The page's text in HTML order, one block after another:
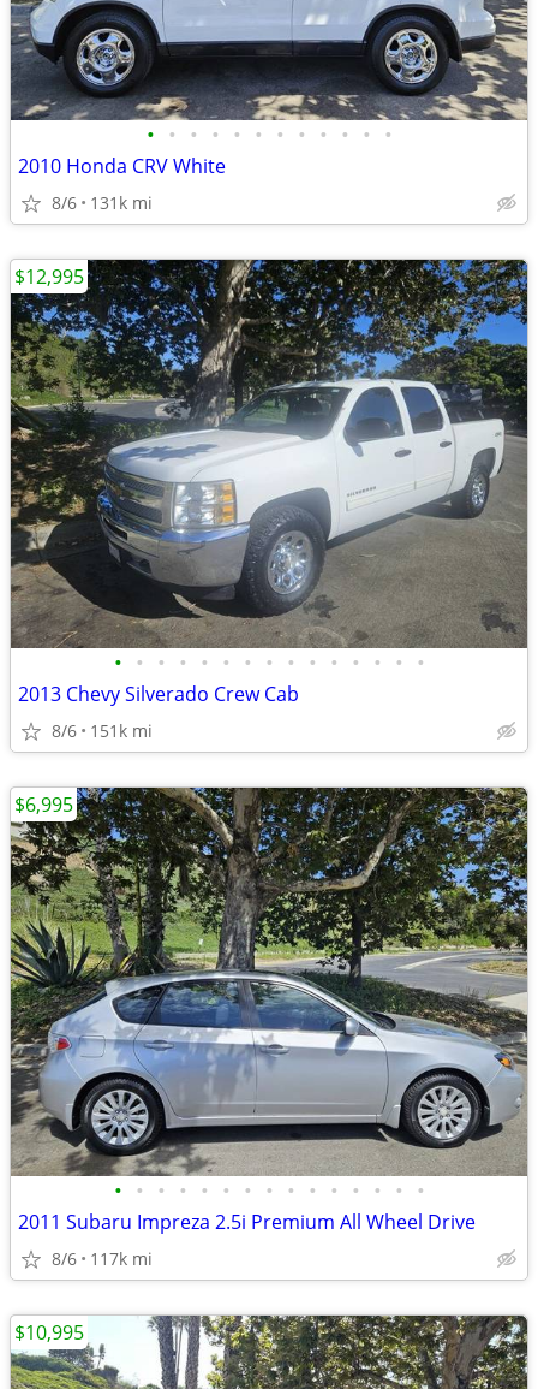
• • • • • • • • • • • •
2010 Honda CRV White
8/6 131k mi
• • • • • • • • • • • • • • •
2013 Chevy Silverado Crew Cab
8/6 151k mi
$12,995
• • • • • • • • • • • • • • •
2011 Subaru Impreza 2.5i Premium All Wheel Drive
8/6 117k mi
$6,995
$10,995